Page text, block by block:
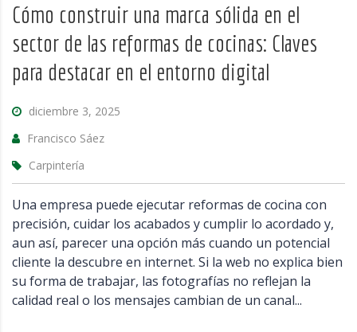
Cómo construir una marca sólida en el
sector de las reformas de cocinas: Claves
para destacar en el entorno digital
diciembre 3, 2025
Francisco Sáez
Carpintería
Una empresa puede ejecutar reformas de cocina con
precisión, cuidar los acabados y cumplir lo acordado y,
aun así, parecer una opción más cuando un potencial
cliente la descubre en internet. Si la web no explica bien
su forma de trabajar, las fotografías no reflejan la
calidad real o los mensajes cambian de un canal...